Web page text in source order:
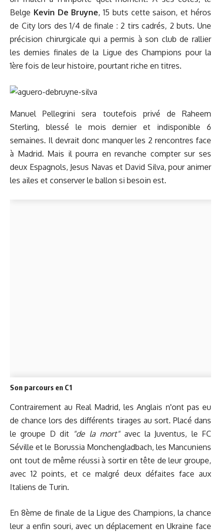
Belge Kevin De Bruyne, 15 buts cette saison, et héros
de City lors des 1/4 de finale : 2 tirs cadrés, 2 buts. Une
précision chirurgicale qui a permis à son club de rallier
les demies finales de la Ligue des Champions pour la
1ère fois de leur histoire, pourtant riche en titres.
Manuel Pellegrini sera toutefois privé de Raheem
Sterling, blessé le mois dernier et indisponible 6
semaines. Il devrait donc manquer les 2 rencontres face
à Madrid. Mais il pourra en revanche compter sur ses
deux Espagnols, Jesus Navas et David Silva, pour animer
les ailes et conserver le ballon si besoin est.
Son parcours en C1
Contrairement au Real Madrid, les Anglais n'ont pas eu
de chance lors des différents tirages au sort. Placé dans
le groupe D dit "de la mort"avec la Juventus, le FC
Séville et le Borussia Monchengladbach, les Mancuniens
ont tout de même réussi à sortir en tête de leur groupe,
avec 12 points, et ce malgré deux défaites face aux
Italiens de Turin.
En 8ème de finale de la Ligue des Champions, la chance
leur a enfin souri, avec un déplacement en Ukraine face